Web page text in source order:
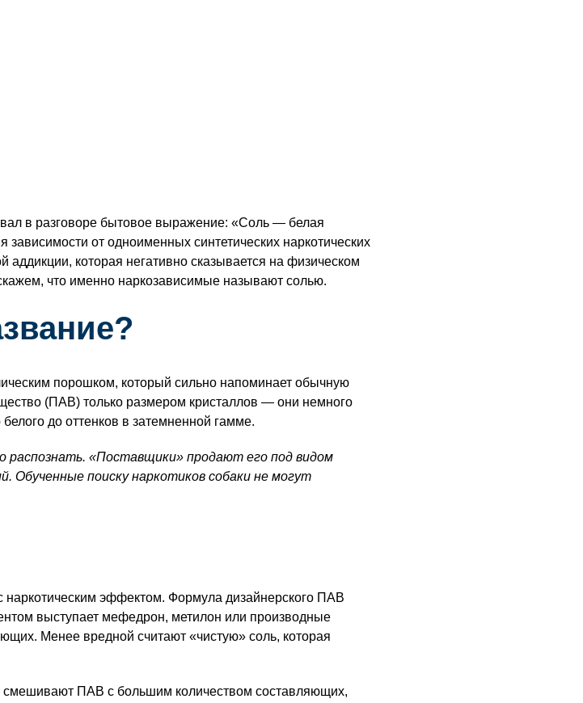
в разговоре бытовое выражение: «Соль — белая
от одноименных синтетических наркотических
аддикции, которая негативно сказывается на физическом
что именно наркозависимые называют солью.
порошком, который сильно напоминает обычную
(ПАВ) только размером кристаллов — они немного
до оттенков в затемненной гамме.
распознать. «Поставщики» продают его под видом
Обученные поиску наркотиков собаки не могут
эффектом. Формула дизайнерского ПАВ
выступает мефедрон, метилон или производные
Менее вредной считают «чистую» соль, которая
смешивают ПАВ с большим количеством составляющих,